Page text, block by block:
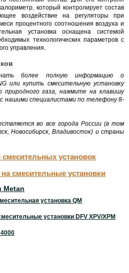
который контролирует состав
воздействие на регуляторы при
процентного соотношения воздуха и
установка оснащена системой
технологических параметров с
управления.
более полную информацию о
или купить смесительную установку
природного газа, нажмите на клавишу
нашими специалистами по телефону 8-
во все города России (в том
Новосибирск, Владивосток) и страны
смесительных установок
на смесительные установки
Metan
установка QM
установки DFV XPV/XPM